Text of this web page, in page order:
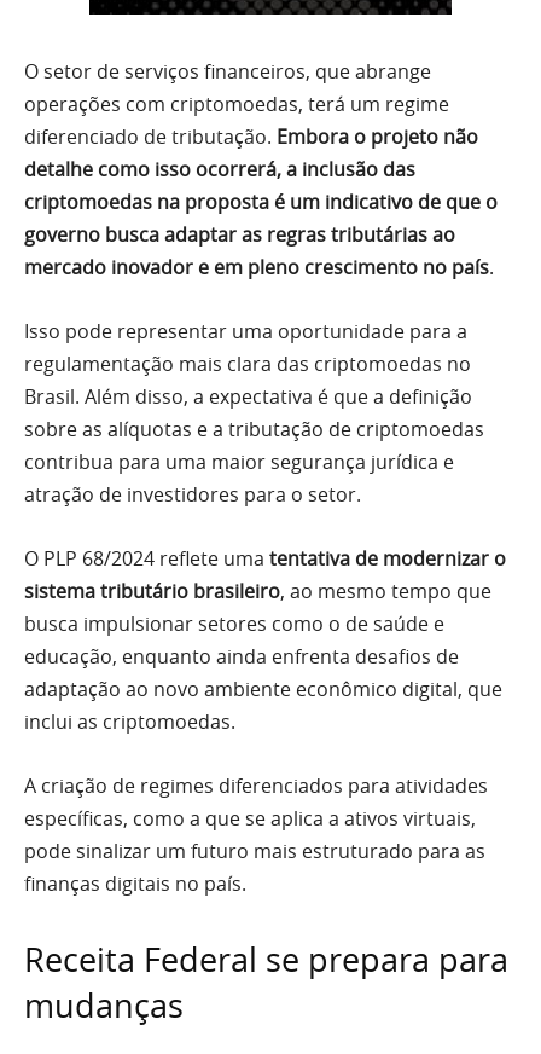
O setor de serviços financeiros, que abrange
operações com criptomoedas, terá um regime
diferenciado de tributação. Embora o projeto não
detalhe como isso ocorrerá, a inclusão das
criptomoedas na proposta é um indicativo de que o
governo busca adaptar as regras tributárias ao
mercado inovador e em pleno crescimento no país.
Isso pode representar uma oportunidade para a
regulamentação mais clara das criptomoedas no
Brasil. Além disso, a expectativa é que a definição
sobre as alíquotas e a tributação de criptomoedas
contribua para uma maior segurança jurídica e
atração de investidores para o setor.
O PLP 68/2024 reflete uma tentativa de modernizar o
sistema tributário brasileiro, ao mesmo tempo que
busca impulsionar setores como o de saúde e
educação, enquanto ainda enfrenta desafios de
adaptação ao novo ambiente econômico digital, que
inclui as criptomoedas.
A criação de regimes diferenciados para atividades
específicas, como a que se aplica a ativos virtuais,
pode sinalizar um futuro mais estruturado para as
finanças digitais no país.
Receita Federal se prepara para
mudanças